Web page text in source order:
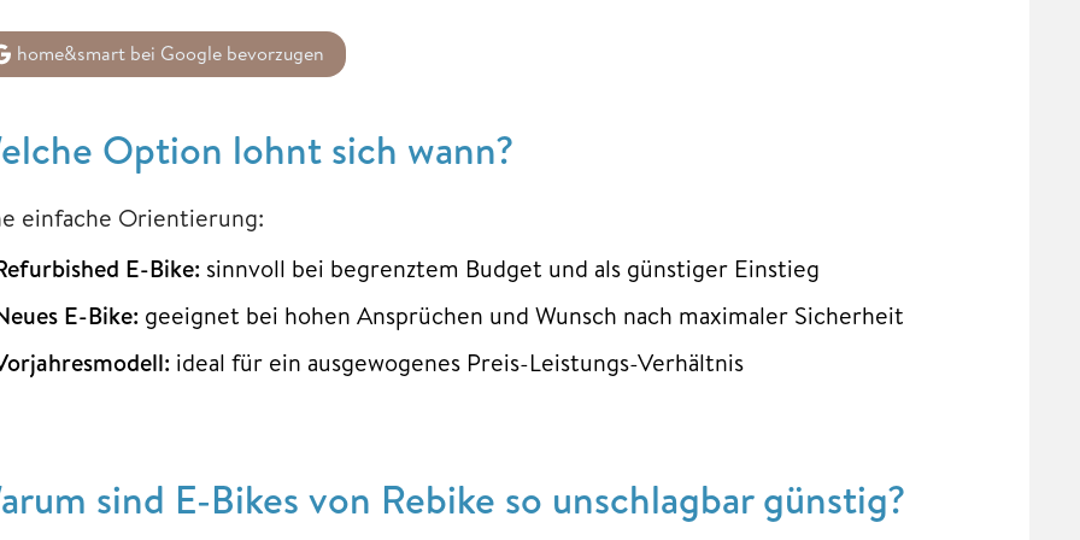
home&smart bei Google bevorzugen
Option lohnt sich wann?
einfache Orientierung:
E-Bike: sinnvoll bei begrenztem Budget und als günstiger Einstieg
E-Bike: geeignet bei hohen Ansprüchen und Wunsch nach maximaler Sicherheit
ideal für ein ausgewogenes Preis-Leistungs-Verhältnis
sind E-Bikes von Rebike so unschlagbar günstig?